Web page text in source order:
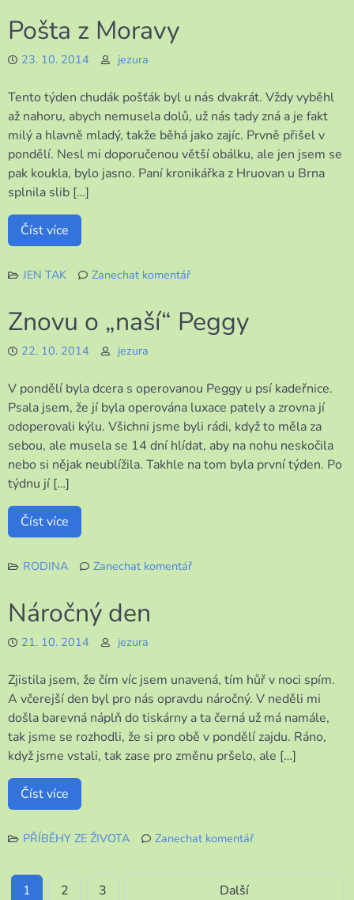
Pošta z Moravy
23. 10. 2014 jezura
Tento týden chudák pošťák byl u nás dvakrát. Vždy vyběhl
až nahoru, abych nemusela dolů, už nás tady zná a je fakt
milý a hlavně mladý, takže běhá jako zajíc. Prvně přišel v
pondělí. Nesl mi doporučenou větší obálku, ale jen jsem se
pak koukla, bylo jasno. Paní kronikářka z Hruovan u Brna
splnila slib […]
Číst více
JEN TAK
Zanechat komentář
z
Moravy
Znovu o „naší“ Peggy
22. 10. 2014 jezura
V pondělí byla dcera s operovanou Peggy u psí kadeřnice.
Psala jsem, že jí byla operována luxace pately a zrovna jí
odoperovali kýlu. Všichni jsme byli rádi, když to měla za
sebou, ale musela se 14 dní hlídat, aby na nohu neskočila
nebo si nějak neublížila. Takhle na tom byla první týden. Po
týdnu jí […]
Číst více
RODINA
Zanechat komentář
Náročný den
21. 10. 2014 jezura
Zjistila jsem, že čím víc jsem unavená, tím hůř v noci spím.
A včerejší den byl pro nás opravdu náročný. V neděli mi
došla barevná náplň do tiskárny a ta černá už má namále,
tak jsme se rozhodli, že si pro obě v pondělí zajdu. Ráno,
když jsme vstali, tak zase pro změnu pršelo, ale […]
Číst více
PŘÍBĚHY ZE ŽIVOTA
Zanechat komentář
1 2 3 Další